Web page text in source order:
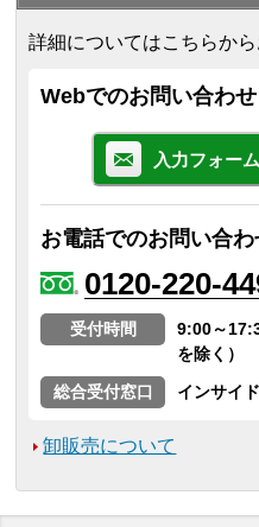
詳細についてはこちらか
Webでのお問い合わせ
入力フォー
お電話でのお問い合わ
0120-220-
受付時間
9:00～
を除く）
総合受付窓口
インサイ
卸販売について